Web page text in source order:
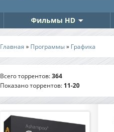
Фильмы HD
Главная » Программы» Графика
Всего торрентов:364
Показано торрентов: 11-20